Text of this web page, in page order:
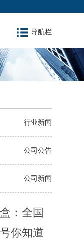
导航栏
行业新闻
公司公告
公司新闻
：全国
你知道